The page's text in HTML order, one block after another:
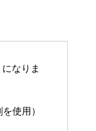
なりま
使用）